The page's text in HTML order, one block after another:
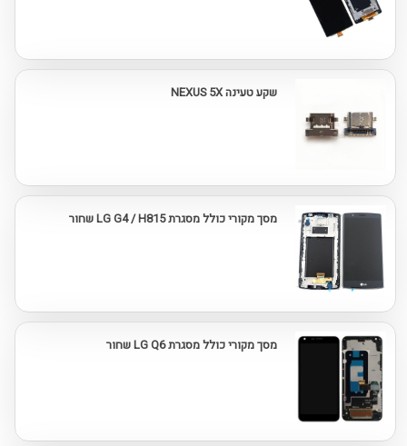
שקע טעינה NEXUS 5X
מסך מקורי כולל מסגרת LG G4 / H815 שחור
מסך מקורי כולל מסגרת LG Q6 שחור